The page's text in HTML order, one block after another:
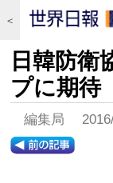
＜
日韓防衛
プに期待
編集局